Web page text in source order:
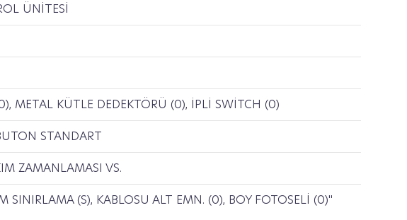
ÜNİTESİ
METAL KÜTLE DEDEKTÖRÜ (0), İPLİ SWİTCH (0)
STANDART
ZAMANLAMASI VS.
SINIRLAMA (S), KABLOSU ALT EMN. (0), BOY FOTOSELİ (0)"